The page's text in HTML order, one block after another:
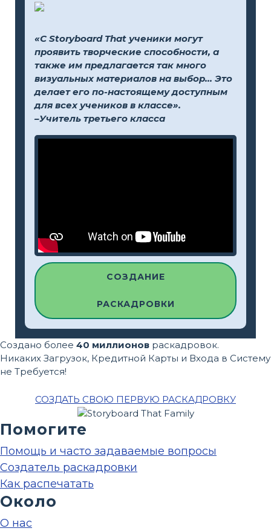
«С Storyboard That ученики могут
проявить творческие способности, а
также им предлагается так много
визуальных материалов на выбор... Это
делает его по-настоящему доступным
для всех учеников в классе».
–Учитель третьего класса
СОЗДАНИЕ
РАСКАДРОВКИ
Создано более 40 миллионов раскадровок.
Никаких Загрузок, Кредитной Карты и Входа в Систему
не Требуется!
СОЗДАТЬ СВОЮ ПЕРВУЮ РАСКАДРОВКУ
Помогите
Помощь и часто задаваемые вопросы
Создатель раскадровки
Как распечатать
Около
О нас